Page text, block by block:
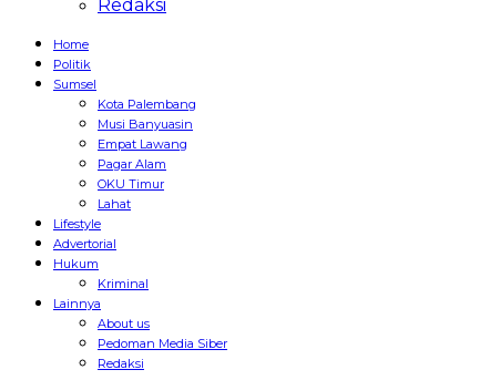
Redaksi
Home
Politik
Sumsel
Kota Palembang
Musi Banyuasin
Empat Lawang
Pagar Alam
OKU Timur
Lahat
Lifestyle
Advertorial
Hukum
Kriminal
Lainnya
About us
Pedoman Media Siber
Redaksi